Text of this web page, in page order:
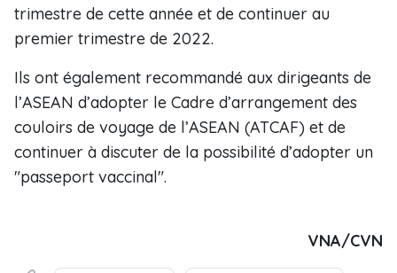
trimestre de cette année et de continuer au
premier trimestre de 2022.
Ils ont également recommandé aux dirigeants de
l’ASEAN d’adopter le Cadre d’arrangement des
couloirs de voyage de l’ASEAN (ATCAF) et de
continuer à discuter de la possibilité d’adopter un
"passeport vaccinal".
VNA/CVN